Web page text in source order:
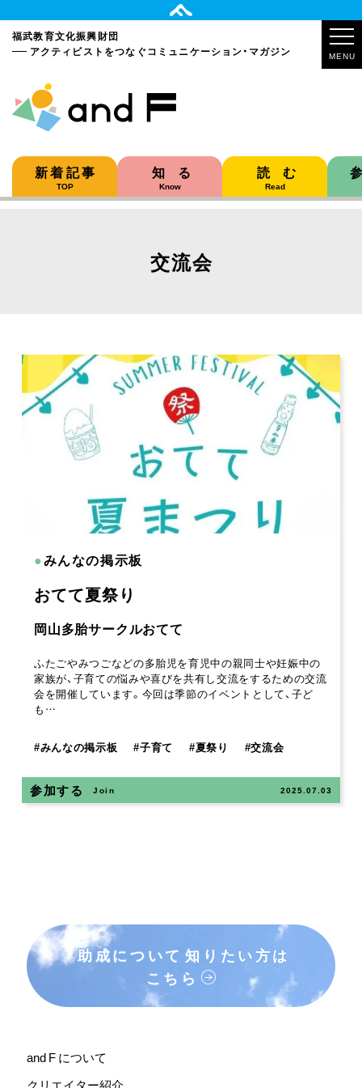
福武教育文化振興財団
アクティビストをつなぐコミュニケーション・マガジン MENU
新着記事
TOP
知る
Know
読む
Read
交流会
●みんなの掲示板
おてて夏祭り
岡山多胎サークルおてて
ふたごやみつごなどの多胎児を育児中の親同士や妊娠中の
家族が、子育ての悩みや喜びを共有し交流をするための交流
会を開催しています。今回は季節のイベントとして、子ど
も…
#みんなの掲示板 #子育て #夏祭り #交流会
参加する Join 2025.07.03
助成について 知りたい方は
こちら
and F について